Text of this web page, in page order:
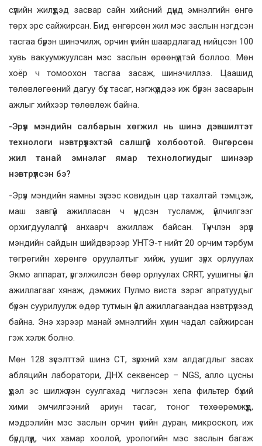
сүүлийн жилүүдэд засвар сайн хийсний дүнд эмнэлгийн өнгө
төрх эрс сайжирсан. Бид өнгөрсөн жил мэс заслын нэгдсэн
тасгаа бүрэн шинэчилж, орчин үеийн шаардлагад нийцсэн 100
хувь вакуумжуулсан мэс заслын өрөөнүүдтэй боллоо. Мөн
хоёр ч томоохон тасгаа засаж, шинэчиллээ. Цаашид
төлөвлөгөөний дагуу бүх тасаг, нэгжүүддээ иж бүрэн засварын
ажлыг хийхээр төлөвлөж байна.
-Эрүүл мэндийн салбарын хөгжил нь шинэ дэвшилтэт
технологи нэвтрүүлэхтэй салшгүй холбоотой. Өнгөрсөн
жил танай эмнэлэг ямар технологиудыг шинээр
нэвтрүүлсэн бэ?
-Эрүүл мэндийн яамны зүгээс ковидын цар тахалтай тэмцэж,
маш завгүй ажилласан ч үндсэн тусламж, үйлчилгээг
орхигдуулалгүй анхаарч ажиллаж байсан. Түүнчлэн эрүүл
мэндийн сайдын шийдвэрээр УНТЭ-т нийт 20 орчим тэрбум
төгрөгийн хөрөнгө оруулалтыг хийж, уушиг зүрх орлуулах
Экмо аппарат, үргэлжилсэн бөөр орлуулах CRRT, уушигны үйл
ажиллагааг хянаж, дэмжих Пулмо виста зэрэг апратуудыг
бүрэн суурилуулж өдөр тутмын үйл ажиллагаандаа нэвтрүүлээд
байна. Энэ хэрээр манай эмнэлгийн хүчин чадал сайжирсан
гэж хэлж болно.
Мөн 128 зүсэлттэй шинэ СТ, зүрхний хэм алдагдлыг засах
абляцийн лаборатори, ДНХ секвенсер – NGS, алло цусны
үүдэл эс шилжүүлэн суулгахад чиглэсэн хепа фильтер бүхий
хими эмчилгээний ариун тасаг, тоног төхөөрөмжүүд,
мэдрэлийн мэс заслын орчин үеийн дуран, микроскоп, иж
бүрдлүүд, чих хамар хоолой, урологийн мэс заслын багаж